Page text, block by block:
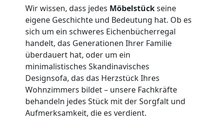
Wir wissen, dass jedes Möbelstückseine
eigene Geschichte und Bedeutung hat. Ob es
sich um ein schweres Eichenbücherregal
handelt, das Generationen Ihrer Familie
überdauert hat, oder um ein
minimalistisches Skandinavisches
Designsofa, das das Herzstück Ihres
Wohnzimmers bildet – unsere Fachkräfte
behandeln jedes Stück mit der Sorgfalt und
Aufmerksamkeit, die es verdient.
Übersiedlung
Leonding
Klaviertransport
Leonding